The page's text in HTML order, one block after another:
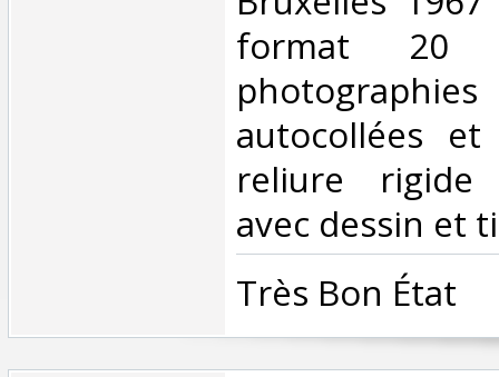
format
autocollées
reliure rigide
avec dessin et
‎Très Bon État ‎